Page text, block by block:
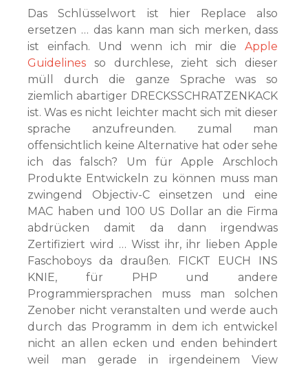
Das Schlüsselwort ist hier Replace also
ersetzen … das kann man sich merken, dass
ist einfach. Und wenn ich mir dieApple
Guidelines so durchlese, zieht sich dieser
müll durch die ganze Sprache was so
ziemlich abartiger DRECKSSCHRATZENKACK
ist. Was es nicht leichter macht sich mit dieser
sprache anzufreunden. zumal man
offensichtlich keine Alternative hat oder sehe
ich das falsch? Um für Apple Arschloch
Produkte Entwickeln zu können muss man
zwingend Objectiv-C einsetzen und eine
MAC haben und 100 US Dollar an die Firma
abdrücken damit da dann irgendwas
Zertifiziert wird … Wisst ihr, ihr lieben Apple
Faschoboys da draußen. FICKT EUCH INS
KNIE, für PHP und andere
Programmiersprachen muss man solchen
Zenober nicht veranstalten und werde auch
durch das Programm in dem ich entwickel
nicht an allen ecken und enden behindert
weil man gerade in irgendeinem View